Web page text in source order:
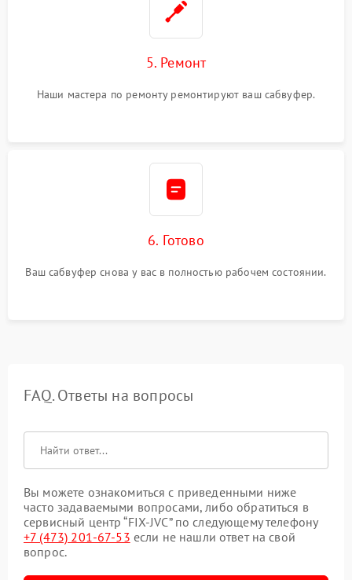
5. Ремонт
Наши мастера по ремонту ремонтируют ваш сабвуфер.
6. Готово
Ваш сабвуфер снова у вас в полностью рабочем состоянии.
FAQ. Ответы на вопросы
Вы можете ознакомиться с приведенными ниже
часто задаваемыми вопросами, либо обратиться в
сервисный центр “FIX-JVC” по следующему телефону
+7 (473) 201-67-53 если не нашли ответ на свой
вопрос.